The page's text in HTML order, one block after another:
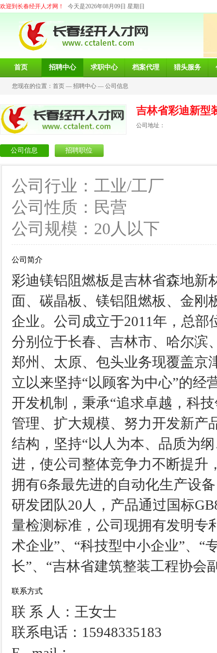
欢迎到长春经开人才网！ 今天是2026年08月09日 星期日
首页 招聘中心 求职中心 档案代理 猎头服务
您现在的位置： 首页 — 招聘中心 — 公司信息
吉林省彩迪新型
公司地址：
公司信息 招聘职位
公司行业：工业/工厂
公司性质：民营
公司规模：20人以下
公司简介
彩迪镁铝阻燃板是吉林省森地新
面、碳晶板、镁铝阻燃板、金刚
企业。公司成立于2011年，总
分别位于长春、吉林市、哈尔滨
郑州、太原、包头业务现覆盖京
立以来坚持“以顾客为中心”的经
开发机制，秉承“追求卓越，科
管理、扩大规模、努力开发新产
结构，坚持“以人为本、品质为
进，使公司整体竞争力不断提升
拥有6条最先进的自动化生产设
研发团队20人，产品通过国标
量检测标准，公司现拥有发明专
术企业”、“科技型中小企业”、“
长”、“吉林省建筑整装工程协会
联系方式
联 系 人：王女士
联系电话：15948335183